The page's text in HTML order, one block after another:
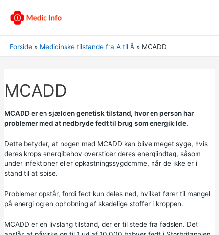
Forside Medicinske tilstande fra A til Å MCADD
MCADD
MCADD er en sjælden genetisk tilstand, hvor en person har
problemer med at nedbryde fedt til brug som energikilde.
Dette betyder, at nogen med MCADD kan blive meget syge, hvis
deres krops energibehov overstiger deres energiindtag, såsom
under infektioner eller opkastningssygdomme, når de ikke er i
stand til at spise.
Problemer opstår, fordi fedt kun deles ned, hvilket fører til mangel
på energi og en ophobning af skadelige stoffer i kroppen.
MCADD er en livslang tilstand, der er til stede fra fødslen. Det